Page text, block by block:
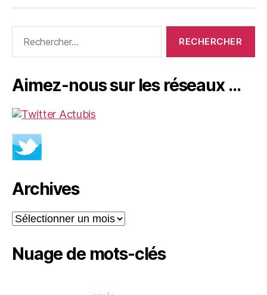
Aimez-nous sur les réseaux …
Archives
Archives
Nuage de mots-clés